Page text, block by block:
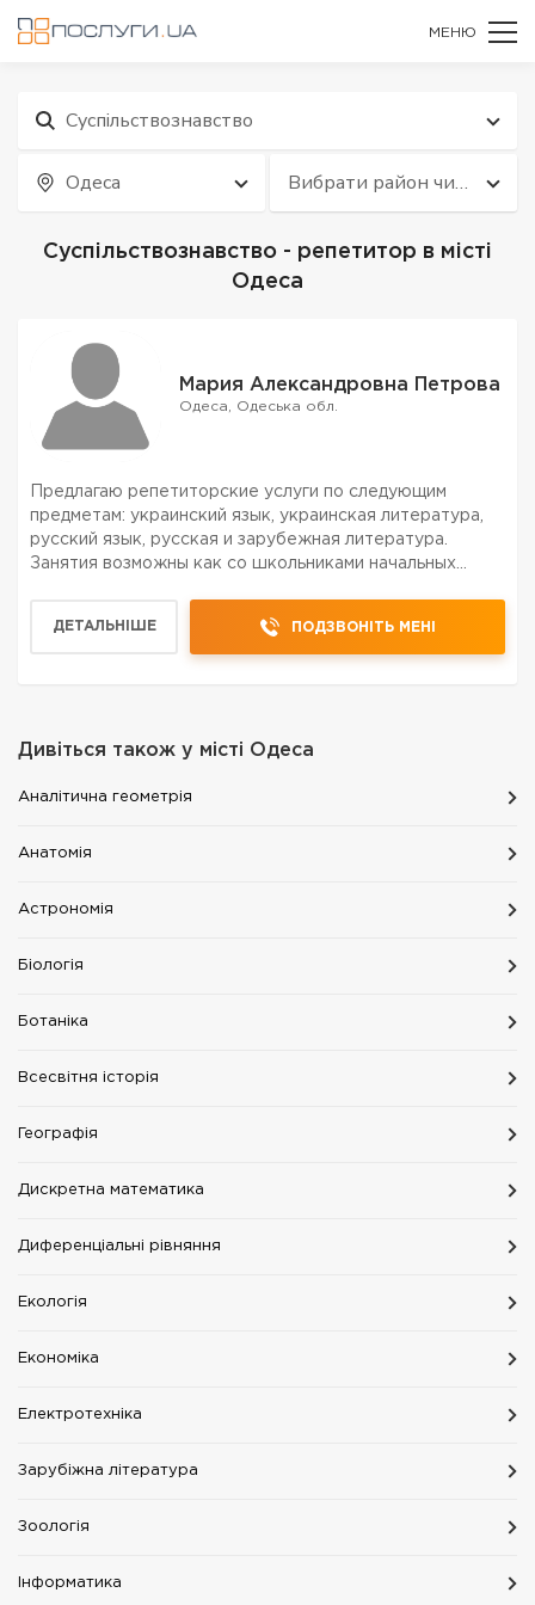
МЕНЮ
Суспільствознавство
Одеса Вибрати район чи
квартал
Суспільствознавство - репетитор в місті
Одеса
Мария Александровна Петрова
Одеса, Одеська обл.
Предлагаю репетиторские услуги по следующим
предметам: украинский язык, украинская литература,
русский язык, русская и зарубежная литература.
Занятия возможны как со школьниками начальных
вступлению в вуз...
ДЕТАЛЬНІШЕ ПОДЗВОНІТЬ МЕНІ
Дивіться також у місті Одеса
Аналітична геометрія
Анатомія
Астрономія
Біологія
Ботаніка
Всесвітня історія
Географія
Дискретна математика
Диференціальні рівняння
Екологія
Економіка
Електротехніка
Зарубіжна література
Зоологія
Інформатика